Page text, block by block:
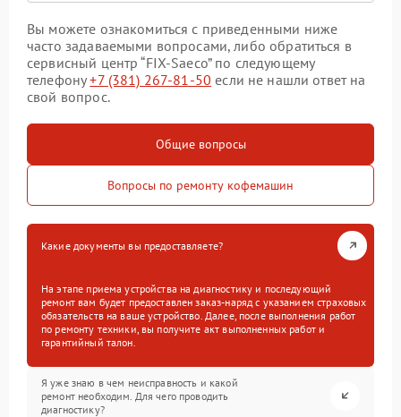
Вы можете ознакомиться с приведенными ниже
часто задаваемыми вопросами, либо обратиться в
сервисный центр “FIX-Saeco” по следующему
телефону+7 (381) 267-81-50 если не нашли ответ на
свой вопрос.
Общие вопросы
Вопросы по ремонту кофемашин
Какие документы вы предоставляете?
На этапе приема устройства на диагностику и последующий
ремонт вам будет предоставлен заказ-наряд с указанием страховых
обязательств на ваше устройство. Далее, после выполнения работ
по ремонту техники, вы получите акт выполненных работ и
гарантийный талон.
Я уже знаю в чем неисправность и какой
ремонт необходим. Для чего проводить
диагностику?